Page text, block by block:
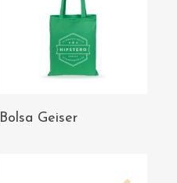
AÑADIR AL
Bolsa Geiser